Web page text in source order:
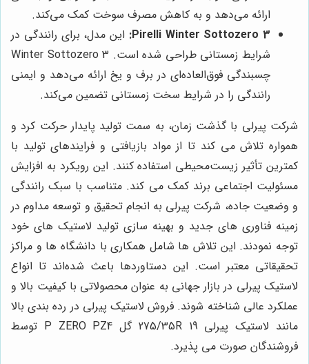
ارائه می‌دهد و به کاهش مصرف سوخت کمک می‌کند.
Pirelli Winter Sottozero 3: این مدل، برای رانندگی در
شرایط زمستانی طراحی شده است. Winter Sottozero 3
چسبندگی فوق‌العاده‌ای در برف و یخ ارائه می‌دهد و ایمنی
رانندگی را در شرایط سخت زمستانی تضمین می‌کند.
شرکت پیرلی با گذشت زمان، به سمت تولید پایدار حرکت کرد و
همواره تلاش می کند تا از مواد بازیافتی و فرایندهای تولید با
کمترین تأثیر زیست‌محیطی استفاده کنند. این رویکرد به افزایش
مسئولیت اجتماعی برند کمک می کند. متناسب با سبک رانندگی
و وضعیت جاده، شرکت پیرلی به انجام تحقیق و توسعه مداوم در
زمینه فناوری های جدید و بهینه سازی تولید لاستیک های خود
توجه نمودند. این تلاش ها شامل همکاری با دانشگاه ها و مراکز
تحقیقاتی معتبر است. این دستاوردها باعث شده‌اند تا انواع
لاستیک پیرلی در بازار جهانی به عنوان محصولاتی با کیفیت بالا و
عملکرد عالی شناخته شوند. فروش لاستیک پیرلی در رده بندی بالا
مانند لاستیک پیرلی 275/35R 19 گل P ZERO PZ4 توسط
فروشندگان صورت می پذیرد.